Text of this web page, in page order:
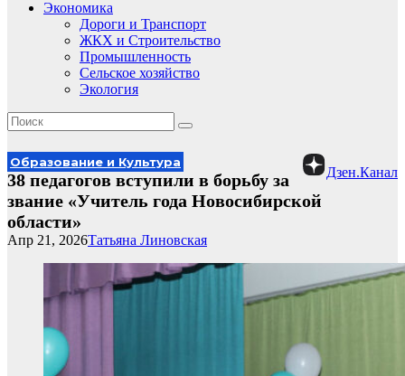
Экономика
Дороги и Транспорт
ЖКХ и Строительство
Промышленность
Сельское хозяйство
Экология
Образование и Культура
Дзен.Канал
38 педагогов вступили в борьбу за
звание «Учитель года Новосибирской
области»
Татьяна Линовская
Апр 21, 2026